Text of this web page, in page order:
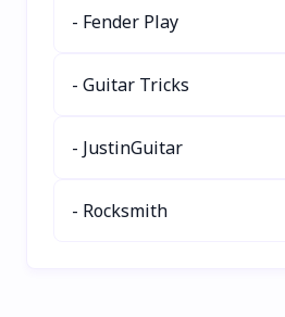
음악을 위해 Suno AI API를
지금 바로 사용해 보세요!
- Fender Play
- Guitar Tricks
- JustinGuitar
- Rocksmith